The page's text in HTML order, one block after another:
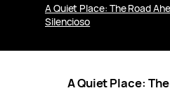
A Quiet Place: The Road
Silencioso
A Quiet Place: